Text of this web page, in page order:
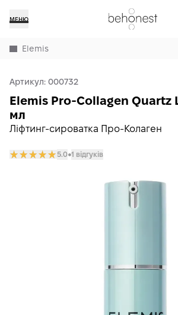
МЕНЮ
Elemis
Артикул: 000732
Ліфтинг-сироватка Про-Колаген
Elemis Pro-Collagen Quartz
мл
5.0𒊹1 відгуків